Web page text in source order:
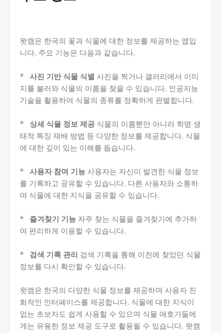
왓캠은 한국의 꽃과 식물에 대한 정보를 제공하는 앱입
니다. 주요 기능은 다음과 같습니다.
* 사진 기반 식물 식별 사진을 찍거나 갤러리에서 이미
지를 불러와 식물의 이름을 찾을 수 있습니다. 인공지능
기술을 활용하여 식물의 종류를 정확하게 판별합니다.
* 상세 식물 정보 제공 식물의 이름뿐만 아니라 학명 생
태적 특징 재배 방법 등 다양한 정보를 제공합니다. 식물
에 대한 깊이 있는 이해를 돕습니다.
* 사용자 참여 기능 사용자는 자신이 발견한 식물 정보
를 기록하고 공유할 수 있습니다. 다른 사용자와 소통하
며 식물에 대한 지식을 공유할 수 있습니다.
* 즐겨찾기 기능 자주 찾는 식물을 즐겨찾기에 추가하
여 편리하게 이용할 수 있습니다.
* 검색 기록 관리 검색 기록을 통해 이전에 찾았던 식물
정보를 다시 확인할 수 있습니다.
왓캠은 한국의 다양한 식물 정보를 제공하며 사용자 친
화적인 인터페이스를 제공합니다. 식물에 대한 지식이
없는 초보자도 쉽게 사용할 수 있으며 식물 애호가들에
게는 유용한 정보 제공 도구로 활용될 수 있습니다. 왓캠